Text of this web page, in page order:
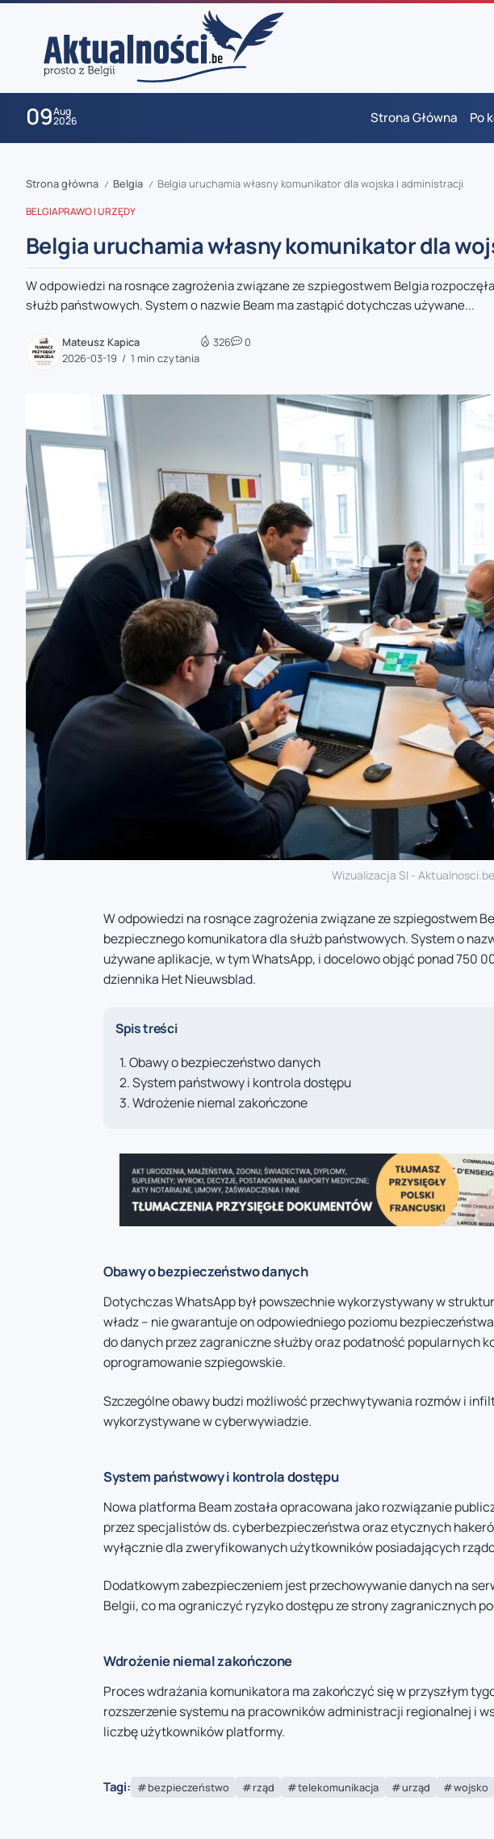
09Aug
2026 Strona Główna Po
zaobserwuj nas
zaobserwuj nas
zaobserwuj nas
zaobserwuj nas
zaobserwuj nas
Strona główna / Belgia / Belgia uruchamia własny komunikator dla wojska i administracji
BELGIAPRAWO I URZĘDY
Belgia uruchamia własny komunikator dla
W odpowiedzi na rosnące zagrożenia związane ze szpiegostwem Belgia
służb państwowych. System o nazwie Beam ma zastąpić dotychczas używane...
Mateusz Kapica
2026-03-19
1 min czytania
326 0
Wizualizacja SI - Aktualnosci.be
W odpowiedzi na rosnące zagrożenia związane ze szpiegostwem
bezpiecznego komunikatora dla służb państwowych. System o
używane aplikacje, w tym WhatsApp, i docelowo objąć ponad 750
dziennika Het Nieuwsblad.
Spis treści
Obawy o bezpieczeństwo danych
System państwowy i kontrola dostępu
Wdrożenie niemal zakończone
Obawy o bezpieczeństwo danych
Dotychczas WhatsApp był powszechnie wykorzystywany w
władz – nie gwarantuje on odpowiedniego poziomu
do danych przez zagraniczne służby oraz podatność popularnych
oprogramowanie szpiegowskie.
Szczególne obawy budzi możliwość przechwytywania rozmów i
wykorzystywane w cyberwywiadzie.
System państwowy i kontrola dostępu
Nowa platforma Beam została opracowana jako rozwiązanie
przez specjalistów ds. cyberbezpieczeństwa oraz etycznych
wyłącznie dla zweryfikowanych użytkowników posiadających
Dodatkowym zabezpieczeniem jest przechowywanie danych na
Belgii, co ma ograniczyć ryzyko dostępu ze strony zagranicznych
Wdrożenie niemal zakończone
Proces wdrażania komunikatora ma zakończyć się w przyszłym
rozszerzenie systemu na pracowników administracji regionalnej i
liczbę użytkowników platformy.
Tagi: bezpieczeństwo rząd telekomunikacja urząd wojsko